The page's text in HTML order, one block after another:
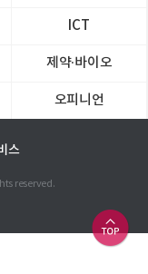
ICT
제약∙바이오
오피니언
스
reserved.